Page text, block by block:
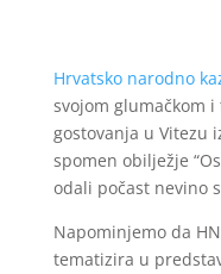
Hrvatsko narodno
svojom glumačkom
gostovanja u Vitezu
spomen obilježje
odali počast nevino
Napominjemo da
tematizira u